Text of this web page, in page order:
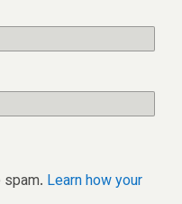
Learn how your